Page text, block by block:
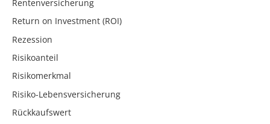
Rentenversicherung
Return on Investment (ROI)
Rezession
Risikoanteil
Risikomerkmal
Risiko-Lebensversicherung
Rückkaufswert